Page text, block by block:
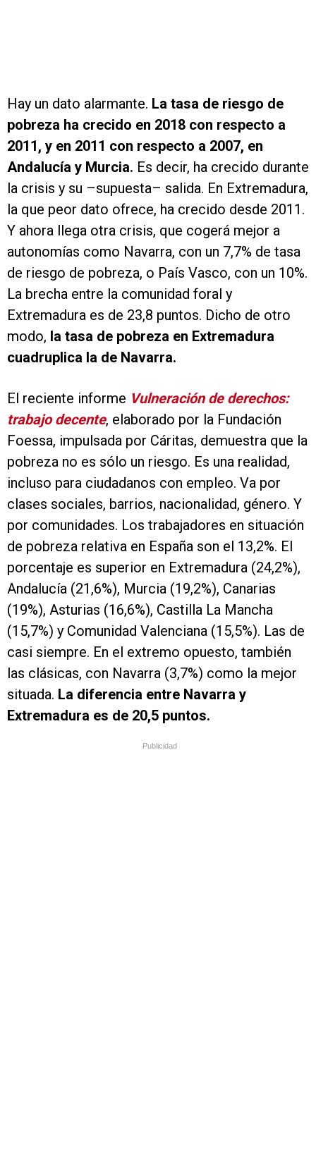
Hay un dato alarmante. La tasa de riesgo de
pobreza ha crecido en 2018 con respecto a
2011, y en 2011 con respecto a 2007, en
Andalucía y Murcia. Es decir, ha crecido durante
la crisis y su –supuesta– salida. En Extremadura,
la que peor dato ofrece, ha crecido desde 2011.
Y ahora llega otra crisis, que cogerá mejor a
autonomías como Navarra, con un 7,7% de tasa
de riesgo de pobreza, o País Vasco, con un 10%.
La brecha entre la comunidad foral y
Extremadura es de 23,8 puntos. Dicho de otro
modo, la tasa de pobreza en Extremadura
cuadruplica la de Navarra.
El reciente informe Vulneración de derechos:
trabajo decente, elaborado por la Fundación
Foessa, impulsada por Cáritas, demuestra que la
pobreza no es sólo un riesgo. Es una realidad,
incluso para ciudadanos con empleo. Va por
clases sociales, barrios, nacionalidad, género. Y
por comunidades. Los trabajadores en situación
de pobreza relativa en España son el 13,2%. El
porcentaje es superior en Extremadura (24,2%),
Andalucía (21,6%), Murcia (19,2%), Canarias
(19%), Asturias (16,6%), Castilla La Mancha
(15,7%) y Comunidad Valenciana (15,5%). Las de
casi siempre. En el extremo opuesto, también
las clásicas, con Navarra (3,7%) como la mejor
situada. La diferencia entre Navarra y
Extremadura es de 20,5 puntos.
Publicidad